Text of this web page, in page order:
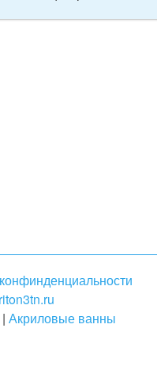
| Акриловые ванны